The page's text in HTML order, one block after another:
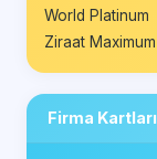
World Platinum
Ziraat Maximum
Firma Kartları